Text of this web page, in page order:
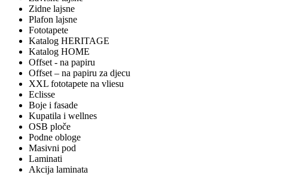
Zidne lajsne
Plafon lajsne
Fototapete
Katalog HERITAGE
Katalog HOME
Offset - na papiru
Offset – na papiru za djecu
XXL fototapete na vliesu
Eclisse
Boje i fasade
Kupatila i wellnes
OSB ploče
Podne obloge
Masivni pod
Laminati
Akcija laminata